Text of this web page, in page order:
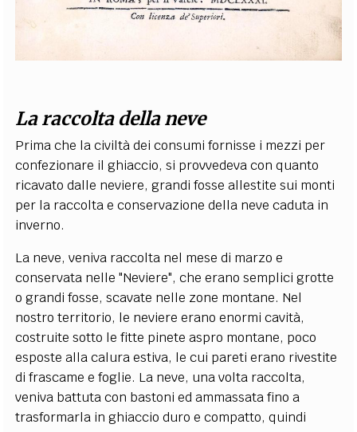
La raccolta della neve
Prima che la civiltà dei consumi fornisse i mezzi per
confezionare il ghiaccio, si provvedeva con quanto
ricavato dalle neviere, grandi fosse allestite sui monti
per la raccolta e conservazione della neve caduta in
inverno.
La neve, veniva raccolta nel mese di marzo e
conservata nelle "Neviere", che erano semplici grotte
o grandi fosse, scavate nelle zone montane. Nel
nostro territorio, le neviere erano enormi cavità,
costruite sotto le fitte pinete aspro montane, poco
esposte alla calura estiva, le cui pareti erano rivestite
di frascame e foglie. La neve, una volta raccolta,
veniva battuta con bastoni ed ammassata fino a
trasformarla in ghiaccio duro e compatto, quindi